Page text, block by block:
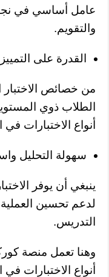
عامل أساسي في
والتقويم.
القدرة على
من خصائص الاختبار
الطلاب ذوي
أنواع الاختبارات
سهولة التحليل
ينبغي أن يوفر
لدعم تحسين
التدريس.
وهنا تعمل منصة
أنواع الاختبارات في